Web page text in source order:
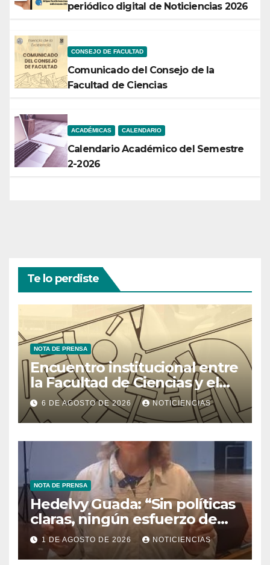
periódico digital de Noticiencias 2026
CONSEJO DE FACULTAD
Comunicado del Consejo de la
Facultad de Ciencias
ACADÉMICAS CALENDARIO
Calendario Académico del Semestre
2-2026
Te lo perdiste
NOTA DE PRENSA
Encuentro institucional entre
la Facultad de Ciencias y el
Ministerio de Ciencia y
Tecnología
6 DE AGOSTO DE 2026 NOTICIENCIAS
NOTA DE PRENSA
Hedelvy Guada: “Sin políticas
claras, ningún esfuerzo de
conservación rendirá frutos”
1 DE AGOSTO DE 2026 NOTICIENCIAS